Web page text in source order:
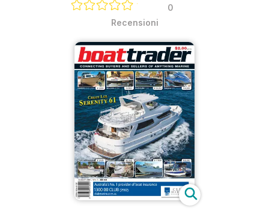
0
Recensioni